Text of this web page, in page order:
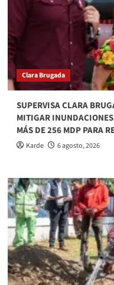
Clara Brugada
SUPERVISA CLARA
MITIGAR
MÁS DE 256 MDP PARA
Karde 6 agosto, 2026